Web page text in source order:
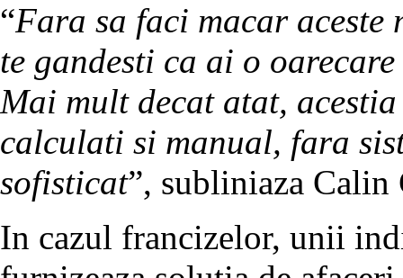
“Fara sa faci macar aceste
te gandesti ca ai o
Mai mult decat atat,
calculati si manual, fara
sofisticat”, subliniaza Calin
In cazul francizelor, unii